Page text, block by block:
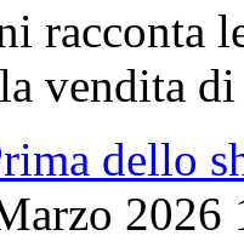
racconta
vendita
dello
2026